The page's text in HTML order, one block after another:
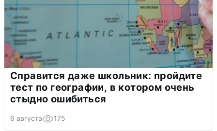
Справится даже школьник: пройдите
тест по географии, в котором очень
стыдно ошибиться
6 августа 175